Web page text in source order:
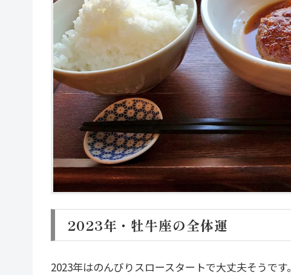
2023年・牡牛座の全体運
2023年はのんびりスロースタートで大丈夫そうです。